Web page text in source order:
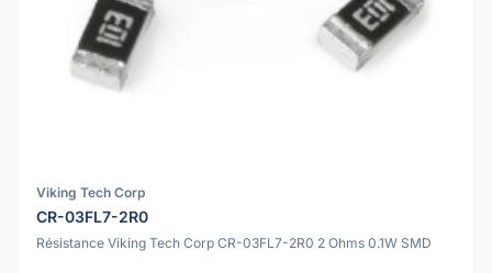
Viking Tech Corp
CR-03FL7-2R0
Résistance Viking Tech Corp CR-03FL7-2R0 2 Ohms 0.1W SMD